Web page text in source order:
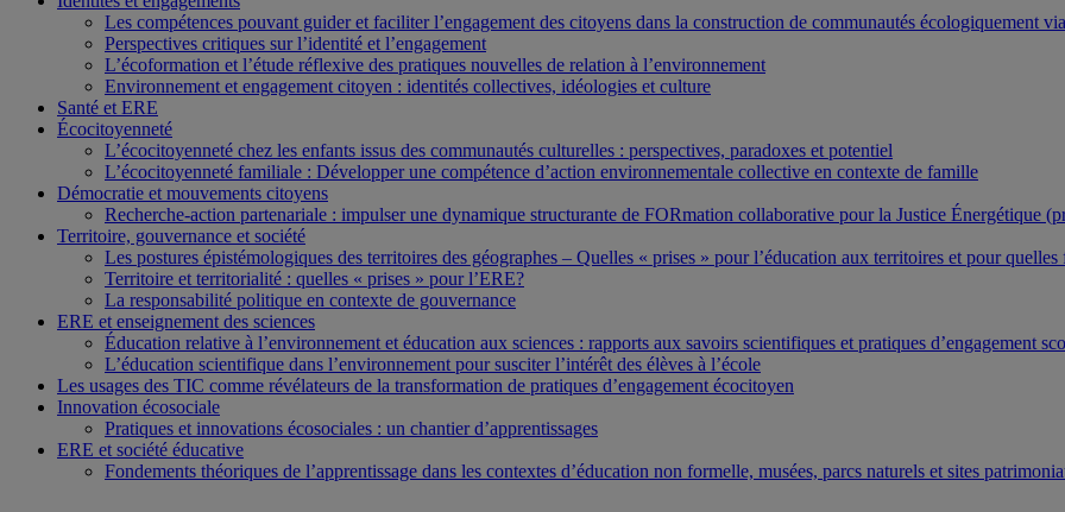
Les compétences pouvant guider et faciliter l’engagement des citoyens dans la construction de communautés écologiquement
Perspectives critiques sur l’identité et l’engagement
L’écoformation et l’étude réflexive des pratiques nouvelles de relation à l’environnement
Environnement et engagement citoyen : identités collectives, idéologies et culture
Santé et ERE
Écocitoyenneté
L’écocitoyenneté chez les enfants issus des communautés culturelles : perspectives, paradoxes et potentiel
L’écocitoyenneté familiale : Développer une compétence d’action environnementale collective en contexte de famille
Démocratie et mouvements citoyens
Recherche-action partenariale : impulser une dynamique structurante de FORmation collaborative pour la Justice Énergétique
Territoire, gouvernance et société
Les postures épistémologiques des territoires des géographes – Quelles « prises » pour l’éducation aux territoires et pour
Territoire et territorialité : quelles « prises » pour l’ERE?
La responsabilité politique en contexte de gouvernance
ERE et enseignement des sciences
Éducation relative à l’environnement et éducation aux sciences : rapports aux savoirs scientifiques et pratiques d’engagement
L’éducation scientifique dans l’environnement pour susciter l’intérêt des élèves à l’école
Les usages des TIC comme révélateurs de la transformation de pratiques d’engagement écocitoyen
Innovation écosociale
Pratiques et innovations écosociales : un chantier d’apprentissages
ERE et société éducative
Fondements théoriques de l’apprentissage dans les contextes d’éducation non formelle, musées, parcs naturels et sites